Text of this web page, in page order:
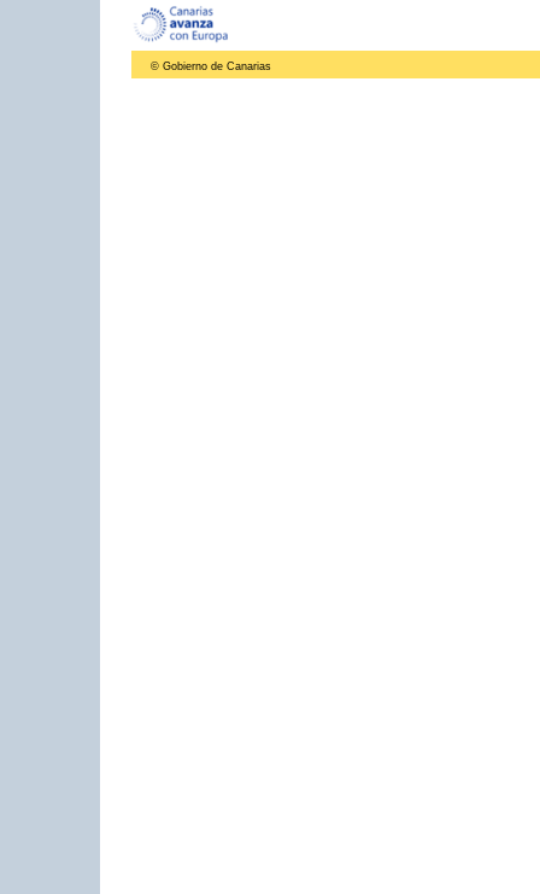
© Gobierno de Canarias